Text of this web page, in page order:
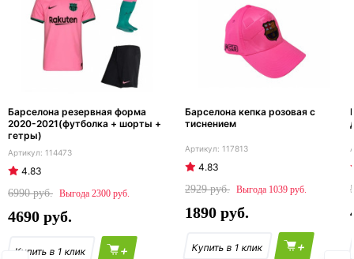
Барселона резервная форма
2020-2021(футболка + шорты +
гетры)
114473
4.83
6990
2300
4690
+
Барселона кепка розовая с
тиснением
117813
4.83
2929
1039
1890
+